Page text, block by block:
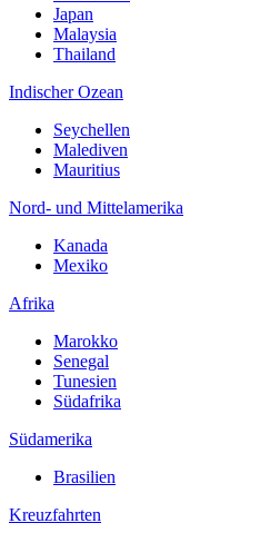
Japan
Malaysia
Thailand
Indischer Ozean
Seychellen
Malediven
Mauritius
Nord- und Mittelamerika
Kanada
Mexiko
Afrika
Marokko
Senegal
Tunesien
Südafrika
Südamerika
Brasilien
Kreuzfahrten